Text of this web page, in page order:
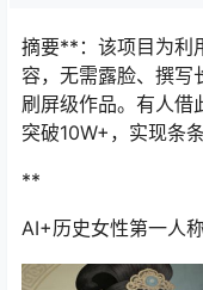
摘要**：该项目为利
容，无需露脸、撰写
刷屏级作品。有人借
突破10W+，实现条
**
AI+历史女性第一人